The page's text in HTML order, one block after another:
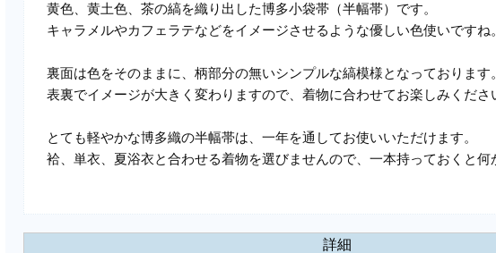
黄色、黄土色、茶の縞を織り出した博多小袋帯（半幅帯）です。
キャラメルやカフェラテなどをイメージさせるような優しい色使いですね。
裏面は色をそのままに、柄部分の無いシンプルな縞模様となっております。
表裏でイメージが大きく変わりますので、着物に合わせてお楽しみくださ
とても軽やかな博多織の半幅帯は、一年を通してお使いいただけます。
袷、単衣、夏浴衣と合わせる着物を選びませんので、一本持っておくと何
詳細